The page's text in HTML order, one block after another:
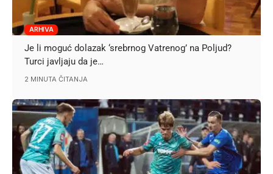
ARHIVA
Je li moguć dolazak ‘srebrnog Vatrenog’ na Poljud?
Turci javljaju da je…
2 MINUTA ČITANJA